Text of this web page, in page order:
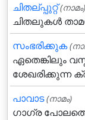
ചിതല്പ്പുറ്റ് (നാമം)
ചിതലുകള്‍
സംഭരിക്കുക
ഏതെങ്കിലും
ശേഖരിക്കുന്ന
പാവാട (നാമം)
ഗാഗ്ര